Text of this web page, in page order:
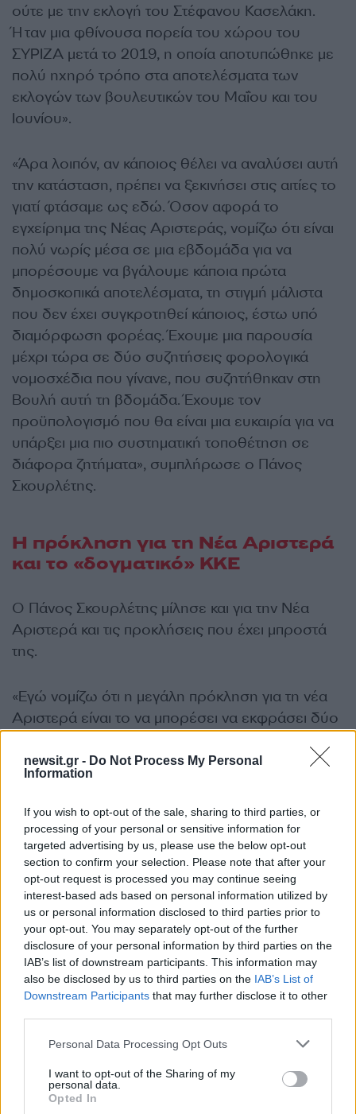
newsit.gr - Do Not Process My Personal
Information
If you wish to opt-out of the sale, sharing to third parties, or
processing of your personal or sensitive information for
targeted advertising by us, please use the below opt-out
section to confirm your selection. Please note that after your
opt-out request is processed you may continue seeing
interest-based ads based on personal information utilized by
us or personal information disclosed to third parties prior to
your opt-out. You may separately opt-out of the further
disclosure of your personal information by third parties on the
IAB’s list of downstream participants. This information may
also be disclosed by us to third parties on the IAB’s List of
Downstream Participants that may further disclose it to other
Please note that this website/app uses one or more Google
not limited to your visit or usage behaviour. You may click to
grant or deny consent to Google and its third-party tags to
use your data for below specified purposes in below Google
Personal Data Processing Opt Outs
I want to opt-out of the Sharing of my
personal data.
Opted In
ούτε με την εκλογή του Στέφανου Κασελάκη.
Ήταν μια φθίνουσα πορεία του χώρου του
ΣΥΡΙΖΑ μετά το 2019, η οποία αποτυπώθηκε με
πολύ ηχηρό τρόπο στα αποτελέσματα των
εκλογών των βουλευτικών του Μαΐου και του
Ιουνίου».
«Άρα λοιπόν, αν κάποιος θέλει να αναλύσει αυτή
την κατάσταση, πρέπει να ξεκινήσει στις αιτίες το
γιατί φτάσαμε ως εδώ. Όσον αφορά το
εγχείρημα της Νέας Αριστεράς, νομίζω ότι είναι
πολύ νωρίς μέσα σε μια εβδομάδα για να
μπορέσουμε να βγάλουμε κάποια πρώτα
δημοσκοπικά αποτελέσματα, τη στιγμή μάλιστα
που δεν έχει συγκροτηθεί κάποιος, έστω υπό
διαμόρφωση φορέας. Έχουμε μια παρουσία
μέχρι τώρα σε δύο συζητήσεις φορολογικά
νομοσχέδια που γίνανε, που συζητήθηκαν στη
Βουλή αυτή τη βδομάδα. Έχουμε τον
προϋπολογισμό που θα είναι μια ευκαιρία για να
υπάρξει μια πιο συστηματική τοποθέτηση σε
διάφορα ζητήματα», συμπλήρωσε ο Πάνος
Σκουρλέτης.
Η πρόκληση για τη Νέα Αριστερά
και το «δογματικό» ΚΚΕ
Ο Πάνος Σκουρλέτης μίλησε και για την Νέα
Αριστερά και τις προκλήσεις που έχει μπροστά
της.
«Εγώ νομίζω ότι η μεγάλη πρόκληση για τη νέα
Αριστερά είναι το να μπορέσει να εκφράσει δύο
αριστερά που θεωρώ ότι όλατα προηγούμενα
χρόνια δεν έβρισκε μια πλήρη έκφραση στο
πολιτικό επίπεδο
. Δηλαδή κόσμος ο οποίος, να
το πω σχηματικά, έχει έναν αριστερό τρόπο
προσέγγισης στα τεκταινόμενα στο κοινωνικό
πεδίο, αλλά δεν υπήρχε κάποια πολιτική δύναμη
να τον εκφράσει με έναν αυθεντικό τρόπο. Και το
δεύτερο είναινα καλύψει αυτό το κενό που
δημιουργείται από τη ραγδαία μετατόπιση,
πολιτική μετατόπιση και μετάλλαξη του ΣΥΡΙΖΑ»,
ανέφερε ο πρώην υπουργός.
«Εγώ ποτέ δεν ήμουν της άποψης ότι η
Αριστερά είναι μια Αριστερά,είναι και το ΚΚΕ,
Αριστερά είναι και άλλες μικρότερες ομάδες.
Εγώ μιλάω για τη σύγχρονη αριστερή,